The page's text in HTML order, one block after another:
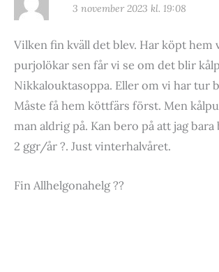
3 november 2023 kl. 19:08
Vilken fin kväll det blev. Har köpt hem
purjolökar sen får vi se om det blir
Nikkalouktasoppa. Eller om vi har tur
Måste få hem köttfärs först. Men
man aldrig på. Kan bero på att jag bara
2 ggr/år ?. Just vinterhalvåret.
Fin Allhelgonahelg ?️?